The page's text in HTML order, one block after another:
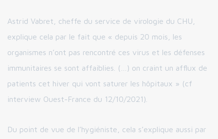
Astrid Vabret, cheffe du service de virologie du CHU,
explique cela par le fait que « depuis 20 mois, les
organismes n’ont pas rencontré ces virus et les défenses
immunitaires se sont affaiblies. (…) on craint un afflux de
patients cet hiver qui vont saturer les hôpitaux » (cf
interview Ouest-France du 12/10/2021).
Du point de vue de l’hygiéniste, cela s’explique aussi par